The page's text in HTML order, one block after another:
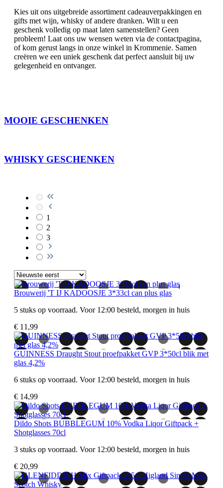
Kies uit ons uitgebreide assortiment cadeauverpakkingen en
gifts met wijn, whisky of andere dranken. Wilt u een
geschenk volledig op maat laten samenstellen? Geen
probleem! Laat ons uw wensen weten via de contactpagina,
of kom gerust langs in onze winkel in Krommenie. Samen
creëren we een uniek geschenk dat perfect aansluit bij uw
gelegenheid en ontvanger.
MOOIE GESCHENKEN
WHISKY GESCHENKEN
1
2
3
Brouwerij 'T IJ KADOOSJE 3*33cl can plus glas
5 stuks op voorraad. Voor 12:00 besteld, morgen in huis
€ 11,99
GUINNESS Draught Stout proefpakket GVP 3*50cl blik met
glas 4,2%
6 stuks op voorraad. Voor 12:00 besteld, morgen in huis
€ 14,99
Dildo Shots BUBBLEGUM 10% Vodka Liqor Giftpack +
Shotglasses 70cl
3 stuks op voorraad. Voor 12:00 besteld, morgen in huis
€ 20,99